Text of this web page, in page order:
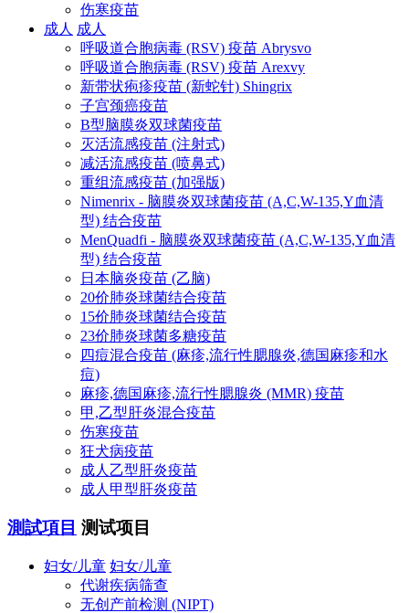
伤寒疫苗
成人 成人
呼吸道合胞病毒 (RSV) 疫苗 Abrysvo
呼吸道合胞病毒 (RSV) 疫苗 Arexvy
新带状疱疹疫苗 (新蛇针) Shingrix
子宫颈癌疫苗
B型脑膜炎双球菌疫苗
灭活流感疫苗 (注射式)
减活流感疫苗 (喷鼻式)
重组流感疫苗 (加强版)
Nimenrix - 脑膜炎双球菌疫苗 (A,C,W-135,Y血清
型) 结合疫苗
MenQuadfi - 脑膜炎双球菌疫苗 (A,C,W-135,Y血清
型) 结合疫苗
日本脑炎疫苗 (乙脑)
20价肺炎球菌结合疫苗
15价肺炎球菌结合疫苗
23价肺炎球菌多糖疫苗
四痘混合疫苗 (麻疹,流行性腮腺炎,德国麻疹和水
痘)
麻疹,德国麻疹,流行性腮腺炎 (MMR) 疫苗
甲,乙型肝炎混合疫苗
伤寒疫苗
狂犬病疫苗
成人乙型肝炎疫苗
成人甲型肝炎疫苗
測試項目 测试项目
妇女/儿童 妇女/儿童
代谢疾病筛查
无创产前检测 (NIPT)